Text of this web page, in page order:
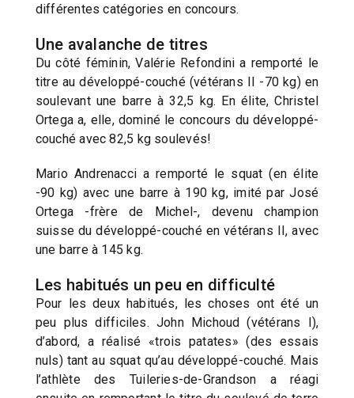
différentes catégories en concours.
Une avalanche de titres
Du côté féminin, Valérie Refondini a remporté le
titre au développé-couché (vétérans II -70 kg) en
soulevant une barre à 32,5 kg. En élite, Christel
Ortega a, elle, dominé le concours du développé-
couché avec 82,5 kg soulevés!
Mario Andrenacci a remporté le squat (en élite
-90 kg) avec une barre à 190 kg, imité par José
Ortega -frère de Michel-, devenu champion
suisse du développé-couché en vétérans II, avec
une barre à 145 kg.
Les habitués un peu en difficulté
Pour les deux habitués, les choses ont été un
peu plus difficiles. John Michoud (vétérans I),
d’abord, a réalisé «trois patates» (des essais
nuls) tant au squat qu’au développé-couché. Mais
l’athlète des Tuileries-de-Grandson a réagi